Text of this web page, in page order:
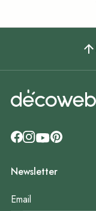
Newsletter